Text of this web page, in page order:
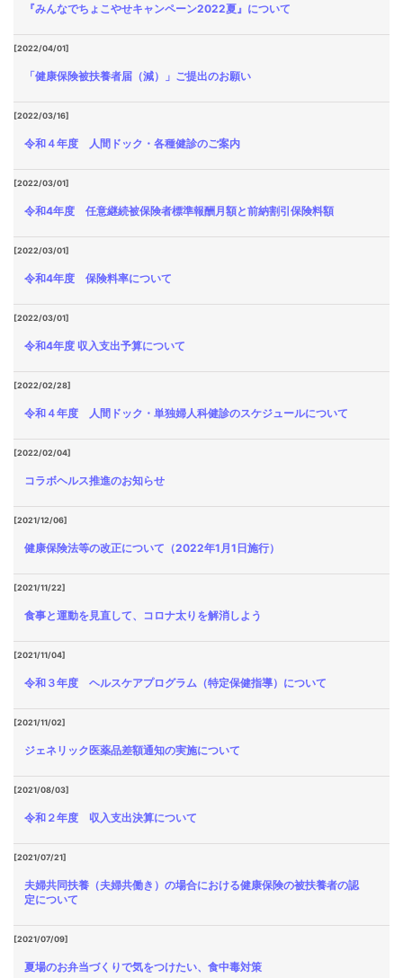
『みんなでちょこやせキャンペーン2022夏』について
[2022/04/01]
「健康保険被扶養者届（減）」ご提出のお願い
[2022/03/16]
令和４年度 人間ドック・各種健診のご案内
[2022/03/01]
令和4年度 任意継続被保険者標準報酬月額と前納割引保険料額
[2022/03/01]
令和4年度 保険料率について
[2022/03/01]
令和4年度 収入支出予算について
[2022/02/28]
令和４年度 人間ドック・単独婦人科健診のスケジュールについて
[2022/02/04]
コラボヘルス推進のお知らせ
[2021/12/06]
健康保険法等の改正について（2022年1月1日施行）
[2021/11/22]
食事と運動を見直して、コロナ太りを解消しよう
[2021/11/04]
令和３年度 ヘルスケアプログラム（特定保健指導）について
[2021/11/02]
ジェネリック医薬品差額通知の実施について
[2021/08/03]
令和２年度 収入支出決算について
[2021/07/21]
夫婦共同扶養（夫婦共働き）の場合における健康保険の被扶養者の認
定について
[2021/07/09]
夏場のお弁当づくりで気をつけたい、食中毒対策